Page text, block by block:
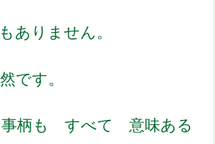
りません。
です。
事柄も すべて 意味ある